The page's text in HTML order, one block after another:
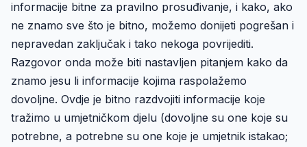
informacije bitne za pravilno prosuđivanje, i kako, ako
ne znamo sve što je bitno, možemo donijeti pogrešan i
nepravedan zaključak i tako nekoga povrijediti.
Razgovor onda može biti nastavljen pitanjem kako da
znamo jesu li informacije kojima raspolažemo
dovoljne. Ovdje je bitno razdvojiti informacije koje
tražimo u umjetničkom djelu (dovoljne su one koje su
potrebne, a potrebne su one koje je umjetnik istakao;